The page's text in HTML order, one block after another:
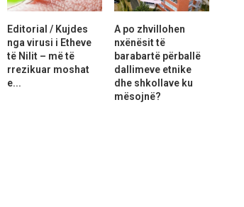
Editorial / Kujdes
nga virusi i Etheve
të Nilit – më të
rrezikuar moshat
e...
A po zhvillohen
nxënësit të
barabartë përballë
dallimeve etnike
dhe shkollave ku
mësojnë?